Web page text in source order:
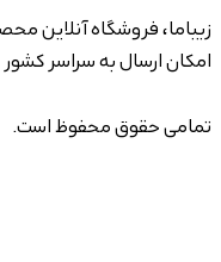
زیباما، فروشگاه آنلاین
امکان ارسال به سراسر کشور
تمامی حقوق محفوظ است.